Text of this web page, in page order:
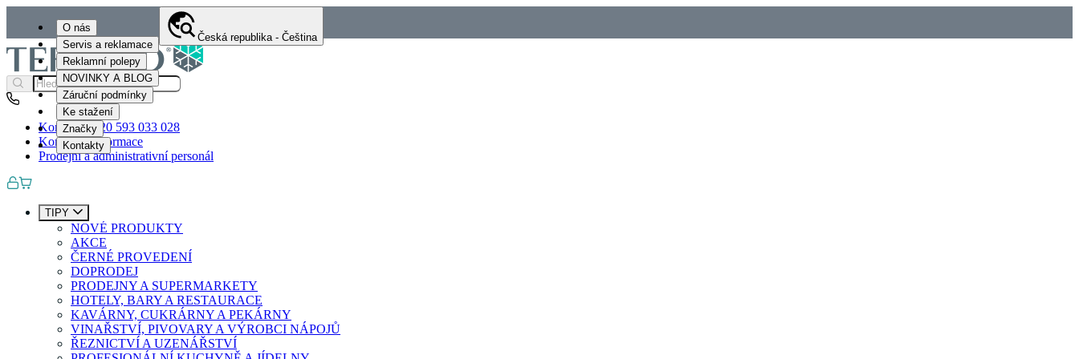
O nás
Servis a reklamace
Reklamní polepy
NOVINKY A BLOG
Záruční podmínky
Ke stažení
Značky
Kontakty
Česká republika - Čeština
Kontakty+420 593 033 028
Kontaktní informace
Prodejní a administrativní personál
TIPY
NOVÉ PRODUKTY
AKCE
ČERNÉ PROVEDENÍ
DOPRODEJ
PRODEJNY A SUPERMARKETY
HOTELY, BARY A RESTAURACE
KAVÁRNY, CUKRÁRNY A PEKÁRNY
VINAŘSTVÍ, PIVOVARY A VÝROBCI NÁPOJŮ
ŘEZNICTVÍ A UZENÁŘSTVÍ